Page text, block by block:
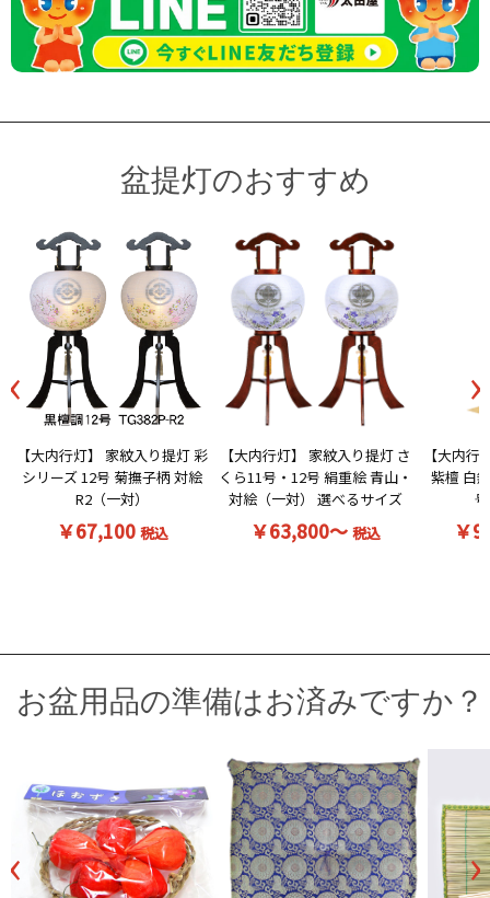
盆提灯のおすすめ
‹
【大内行灯】 家紋入り提灯 彩
シリーズ 12号 菊撫子柄 対絵
R2（一対）
￥67,100 税込
【大内行灯】 家紋入り提灯 さ
くら11号・12号 絹重絵 青山・
対絵（一対） 選べるサイズ
￥63,800～税込
【大内
紫檀 白
￥
›
お盆用品の準備はお済みですか？
‹ ›